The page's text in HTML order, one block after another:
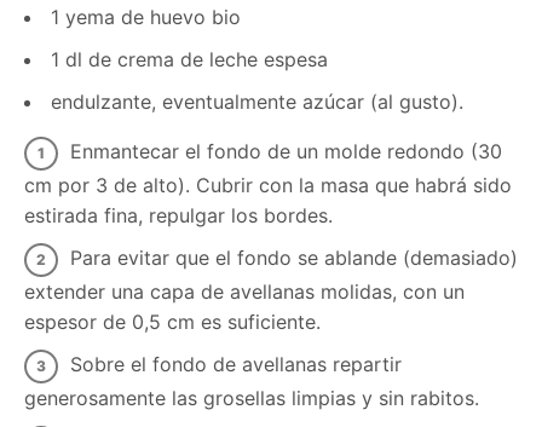
1 yema de huevo bio
1 dl de crema de leche espesa
endulzante, eventualmente azúcar (al gusto).
Enmantecar el fondo de un molde redondo (30
cm por 3 de alto). Cubrir con la masa que habrá sido
estirada fina, repulgar los bordes.
Para evitar que el fondo se ablande (demasiado)
extender una capa de avellanas molidas, con un
espesor de 0,5 cm es suficiente.
Sobre el fondo de avellanas repartir
generosamente las grosellas limpias y sin rabitos.